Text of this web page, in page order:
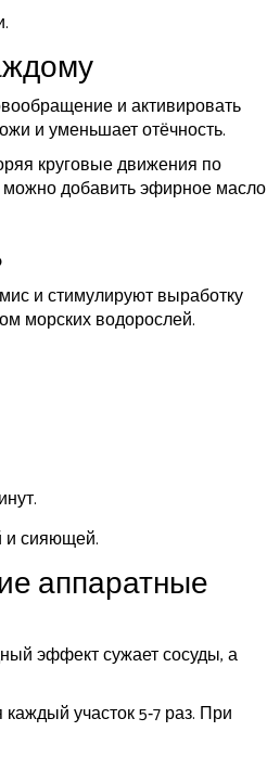
и активировать
и уменьшает отёчность.
круговые движения по
можно добавить эфирное масло
и стимулируют выработку
морских водорослей.
и сияющей.
аппаратные
эффект сужает сосуды, а
участок 5‑7 раз. При